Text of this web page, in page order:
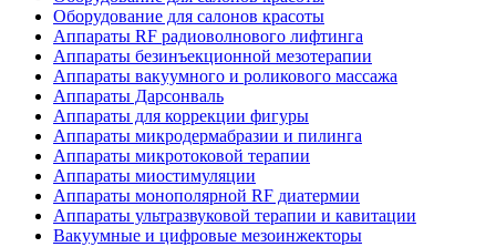
Оборудование для салонов красоты
Аппараты RF радиоволнового лифтинга
Аппараты безинъекционной мезотерапии
Аппараты вакуумного и роликового массажа
Аппараты Дарсонваль
Аппараты для коррекции фигуры
Аппараты микродермабразии и пилинга
Аппараты микротоковой терапии
Аппараты миостимуляции
Аппараты монополярной RF диатермии
Аппараты ультразвуковой терапии и кавитации
Вакуумные и цифровые мезоинжекторы